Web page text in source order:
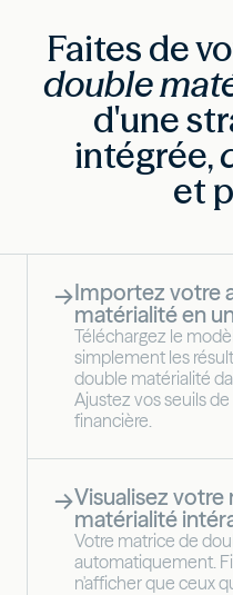
Faites de
double
d'une
intégrée,
et
→Importez votre
matérialité en
Téléchargez le
simplement les
double matérialité
Ajustez vos seuils
financière.
→Visualisez
matérialité
Votre matrice de
automatiquement.
n'afficher que ceux